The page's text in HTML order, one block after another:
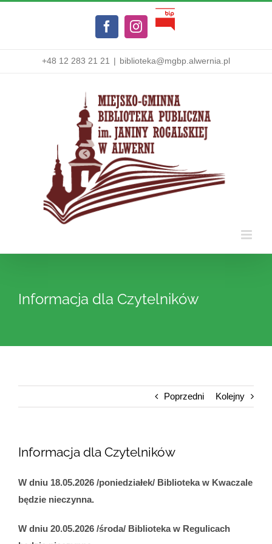
FacebookInstagram
Biuletyn
+48 12 283 21 21 | biblioteka@mgbp.alwernia.pl
Informacja dla Czytelników
Poprzedni Kolejny
Informacja dla Czytelników
W dniu 18.05.2026 /poniedziałek/ Biblioteka w Kwaczale
będzie nieczynna.
W dniu 20.05.2026 /środa/ Biblioteka w Regulicach